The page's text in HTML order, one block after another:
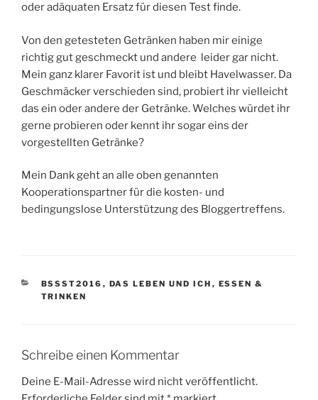
oder adäquaten Ersatz für diesen Test finde.
Von den getesteten Getränken haben mir einige
richtig gut geschmeckt und andere leider gar nicht.
Mein ganz klarer Favorit ist und bleibt Havelwasser. Da
Geschmäcker verschieden sind, probiert ihr vielleicht
das ein oder andere der Getränke. Welches würdet ihr
gerne probieren oder kennt ihr sogar eins der
vorgestellten Getränke?
Mein Dank geht an alle oben genannten
Kooperationspartner für die kosten- und
bedingungslose Unterstützung des Bloggertreffens.
KATEGORIEN
BSSST2016 , DAS LEBEN UND ICH , ESSEN &
TRINKEN
Schreibe einen Kommentar
Deine E-Mail-Adresse wird nicht veröffentlicht.